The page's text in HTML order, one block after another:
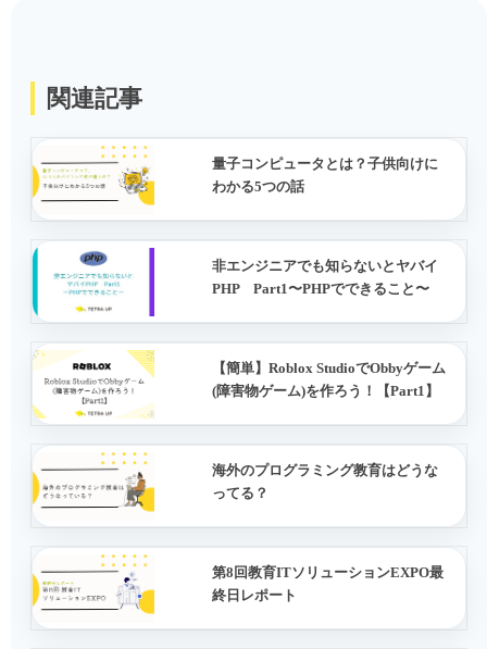
関連記事
量子コンピュータとは？子供向けに
わかる5つの話
非エンジニアでも知らないとヤバイ
PHP Part1〜PHPでできること〜
【簡単】Roblox StudioでObbyゲーム
(障害物ゲーム)を作ろう！【Part1】
海外のプログラミング教育はどうな
ってる？
第8回教育ITソリューションEXPO最
終日レポート